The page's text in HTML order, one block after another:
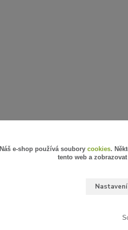
Náš e-shop používá soubory cookies.
tento web a
Nastavení